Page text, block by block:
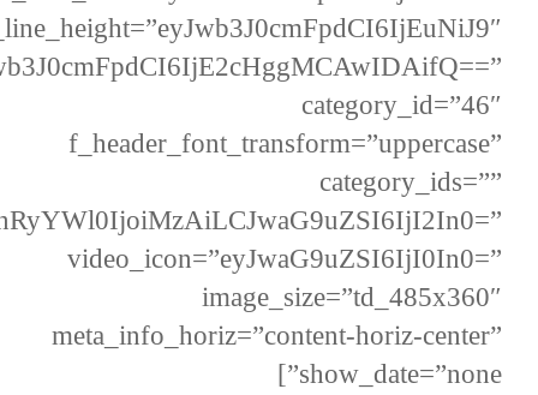
category_id=”46″
f_header_font_transform=”uppercase”
category_ids=””
video_icon=”eyJwaG9uZSI6IjI0In0=”
image_size=”td_485x360″
meta_info_horiz=”content-horiz-center”
show_date=”none”]